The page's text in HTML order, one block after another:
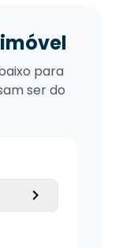
para
ser do